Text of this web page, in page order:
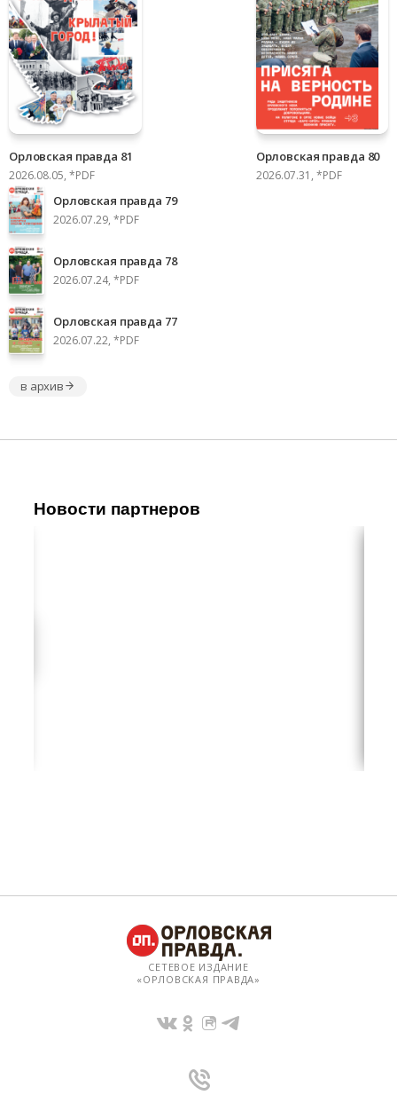
Орловская правда 81
2026.08.05, *PDF
Орловская правда 80
2026.07.31, *PDF
Орловская правда 79
2026.07.29, *PDF
Орловская правда 78
2026.07.24, *PDF
Орловская правда 77
2026.07.22, *PDF
в архив
Новости партнеров
СЕТЕВОЕ ИЗДАНИЕ
«ОРЛОВСКАЯ ПРАВДА»